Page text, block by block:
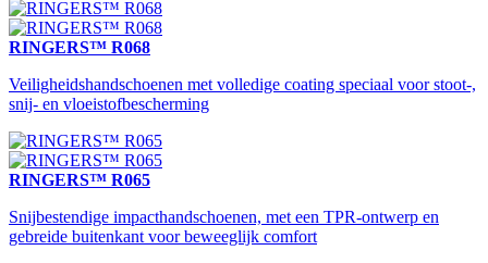
RINGERS™ R068
Veiligheidshandschoenen met volledige coating speciaal voor stoot-,
snij- en vloeistofbescherming
RINGERS™ R065
Snijbestendige impacthandschoenen, met een TPR-ontwerp en
gebreide buitenkant voor beweeglijk comfort